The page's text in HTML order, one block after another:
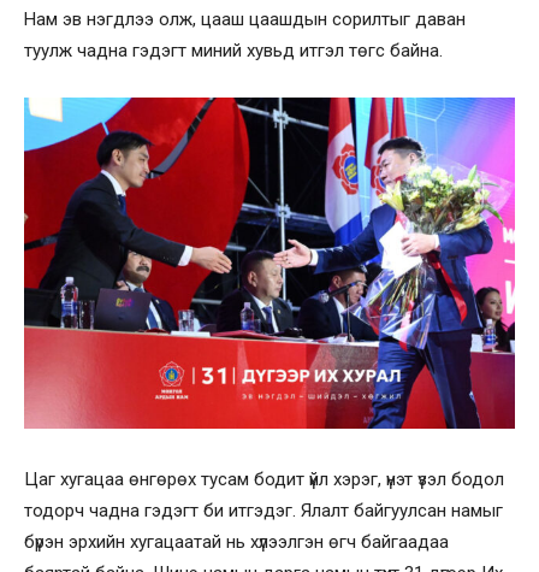
Нам эв нэгдлээ олж, цааш цаашдын сорилтыг даван
туулж чадна гэдэгт миний хувьд итгэл төгс байна.
Цаг хугацаа өнгөрөх тусам бодит үйл хэрэг, үнэт үзэл бодол
тодорч чадна гэдэгт би итгэдэг. Ялалт байгуулсан намыг
бүрэн эрхийн хугацаатай нь хүлээлгэн өгч байгаадаа